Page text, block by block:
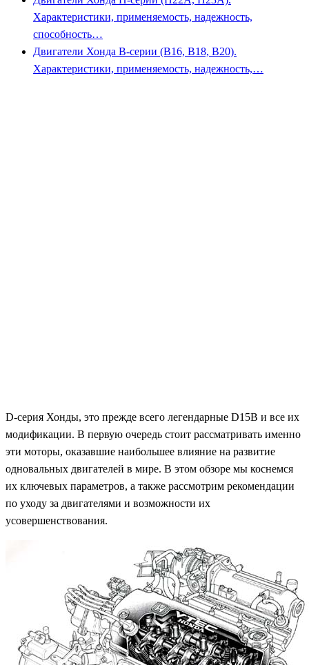
Характеристики, применяемость, надежность,
способность…
Двигатели Хонда B-серии (B16, B18, B20).
Характеристики, применяемость, надежность,…
D-серия Хонды, это прежде всего легендарные D15B и все их
модификации. В первую очередь стоит рассматривать именно
эти моторы, оказавшие наибольшее влияние на развитие
одновальных двигателей в мире. В этом обзоре мы коснемся
их ключевых параметров, а также рассмотрим рекомендации
по уходу за двигателями и возможности их
усовершенствования.